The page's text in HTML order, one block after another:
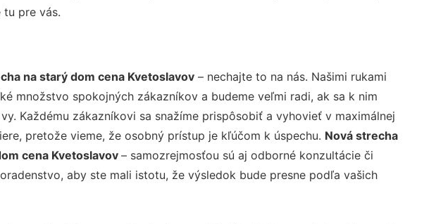
pre vás.
na starý dom cena Kvetoslavov– nechajte to na nás. Našimi rukami
množstvo spokojných zákazníkov a budeme veľmi radi, ak sa k nim
Každému zákazníkovi sa snažíme prispôsobiť a vyhovieť v maximálnej
pretože vieme, že osobný prístup je kľúčom k úspechu. Nová strecha
cena Kvetoslavov – samozrejmosťou sú aj odborné konzultácie či
aby ste mali istotu, že výsledok bude presne podľa vašich